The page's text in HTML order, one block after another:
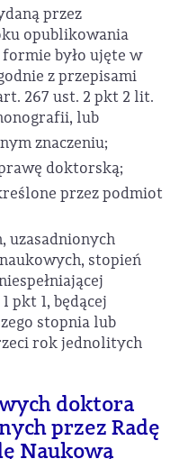
przez
opublikowania
było ujęte w
z przepisami
267 ust. 2 pkt 2 lit.
lub
znaczeniu;
doktorską;
przez podmiot
uzasadnionych
stopień
pkt 1, będącej
stopnia lub
rok jednolitych
doktora
przez Radę
Naukową